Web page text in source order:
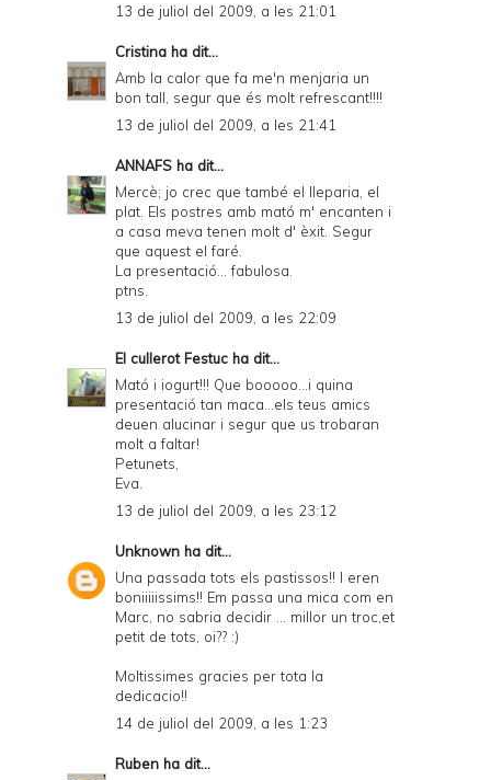
13 de juliol del 2009, a les 21:01
Cristina ha dit...
Amb la calor que fa me'n menjaria un
bon tall, segur que és molt refrescant!!!!
13 de juliol del 2009, a les 21:41
ANNAFS ha dit...
Mercè; jo crec que també el lleparia, el
plat. Els postres amb mató m' encanten i
a casa meva tenen molt d' èxit. Segur
que aquest el faré.
La presentació... fabulosa.
ptns.
13 de juliol del 2009, a les 22:09
El cullerot Festuc ha dit...
Mató i iogurt!!! Que booooo...i quina
presentació tan maca...els teus amics
deuen alucinar i segur que us trobaran
molt a faltar!
Petunets,
Eva.
13 de juliol del 2009, a les 23:12
Unknown ha dit...
Una passada tots els pastissos!! I eren
boniiiiissims!! Em passa una mica com en
Marc, no sabria decidir ... millor un troc,et
petit de tots, oi?? :)
Moltissimes gracies per tota la
dedicacio!!
14 de juliol del 2009, a les 1:23
Ruben ha dit...